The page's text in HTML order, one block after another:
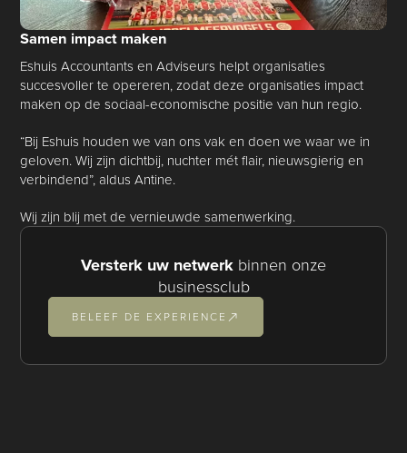
Samen impact maken
Eshuis Accountants en Adviseurs helpt organisaties
succesvoller te opereren, zodat deze organisaties impact
maken op de sociaal-economische positie van hun regio.
“Bij Eshuis houden we van ons vak en doen we waar we in
geloven. Wij zijn dichtbij, nuchter mét flair, nieuwsgierig en
verbindend”, aldus Antine.
Wij zijn blij met de vernieuwde samenwerking.
Versterk uw netwerk binnen onze
businessclub
BELEEF DE EXPERIENCE